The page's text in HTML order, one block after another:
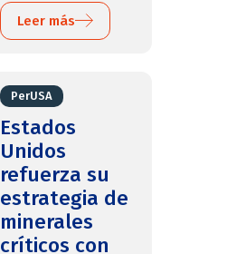
Leer más
PerUSA
Estados
Unidos
refuerza su
estrategia de
minerales
críticos con